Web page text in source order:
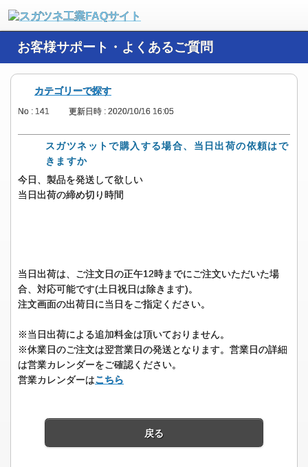
お客様サポート・よくあるご質問
カテゴリーで探す
No : 141 更新日時 : 2020/10/16 16:05
スガツネットで購入する場合、当日出荷の依頼はで
きますか
今日、製品を発送して欲しい
当日出荷の締め切り時間
当日出荷は、ご注文日の正午12時までにご注文いただいた場
合、対応可能です(土日祝日は除きます)。
注文画面の出荷日に当日をご指定ください。
※当日出荷による追加料金は頂いておりません。
※休業日のご注文は翌営業日の発送となります。営業日の詳細
は営業カレンダーをご確認ください。
営業カレンダーはこちら
戻る